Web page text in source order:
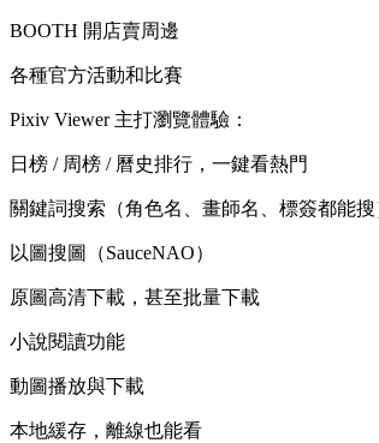
BOOTH 開店賣周邊
各種官方活動和比賽
Pixiv Viewer 主打瀏覽體驗：
日榜 / 周榜 / 曆史排行，一鍵看熱門
關鍵詞搜索（角色名、畫師名、標簽都能搜
以圖搜圖（SauceNAO）
原圖高清下載，甚至批量下載
小說閱讀功能
動圖播放與下載
本地緩存，離線也能看